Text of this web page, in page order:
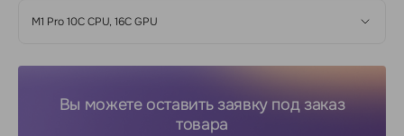
M1 Pro 10C CPU, 16C GPU
Вы можете оставить заявку под заказ
товара